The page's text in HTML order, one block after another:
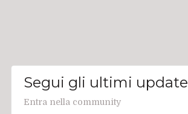
Segui gli ultimi update
Entra nella community